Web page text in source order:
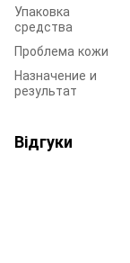
Упаковка
средства
Проблема кожи
Назначение и
результат
Відгуки